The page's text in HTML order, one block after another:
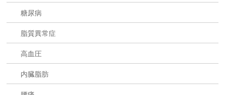
糖尿病
脂質異常症
高血圧
内臓脂肪